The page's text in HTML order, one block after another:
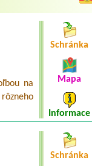
na
Schránka
Mapa
Informace
Schránka